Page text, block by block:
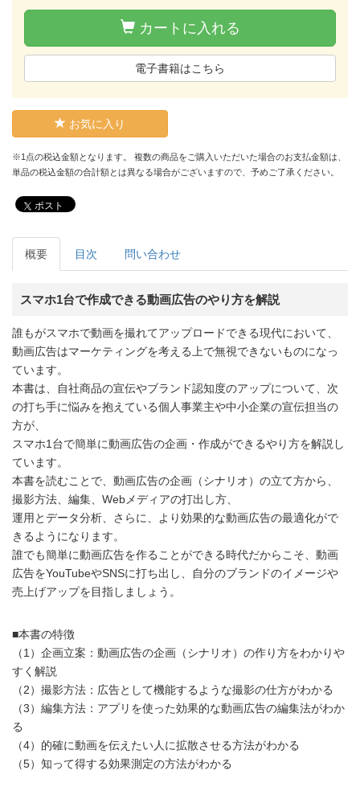
カートに入れる
電子書籍はこちら
お気に入り
※1点の税込金額となります。 複数の商品をご購入いただいた場合のお支払金額は、
単品の税込金額の合計額とは異なる場合がございますので、予めご了承ください。
ポスト
概要 目次 問い合わせ
スマホ1台で作成できる動画広告のやり方を解説
誰もがスマホで動画を撮れてアップロードできる現代において、
動画広告はマーケティングを考える上で無視できないものになっ
ています。
本書は、自社商品の宣伝やブランド認知度のアップについて、次
の打ち手に悩みを抱えている個人事業主や中小企業の宣伝担当の
方が、
スマホ1台で簡単に動画広告の企画・作成ができるやり方を解説し
ています。
本書を読むことで、動画広告の企画（シナリオ）の立て方から、
撮影方法、編集、Webメディアの打出し方、
運用とデータ分析、さらに、より効果的な動画広告の最適化がで
きるようになります。
誰でも簡単に動画広告を作ることができる時代だからこそ、動画
広告をYouTubeやSNSに打ち出し、自分のブランドのイメージや
売上げアップを目指しましょう。
■本書の特徴
（1）企画立案：動画広告の企画（シナリオ）の作り方をわかりや
すく解説
（2）撮影方法：広告として機能するような撮影の仕方がわかる
（3）編集方法：アプリを使った効果的な動画広告の編集法がわか
る
（4）的確に動画を伝えたい人に拡散させる方法がわかる
（5）知って得する効果測定の方法がわかる